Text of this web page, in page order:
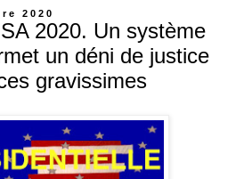
2020
2020. Un système
un déni de justice
gravissimes